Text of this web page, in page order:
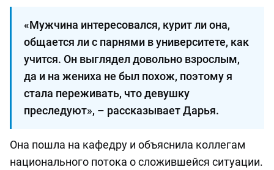
«Мужчина интересовался, курит ли она,
общается ли с парнями в университете, как
учится. Он выглядел довольно взрослым,
да и на жениха не был похож, поэтому я
стала переживать, что девушку
преследуют», – рассказывает Дарья.
Она пошла на кафедру и объяснила коллегам
национального потока о сложившейся ситуации.